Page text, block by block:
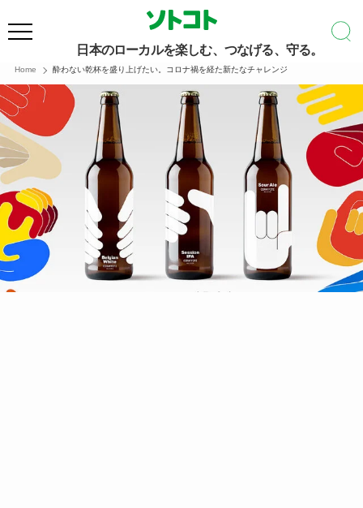
日本のローカルを楽しむ、つなげる、守る。
Home 酔わない乾杯を盛り上げたい。コロナ禍を経た新たなチャレンジ